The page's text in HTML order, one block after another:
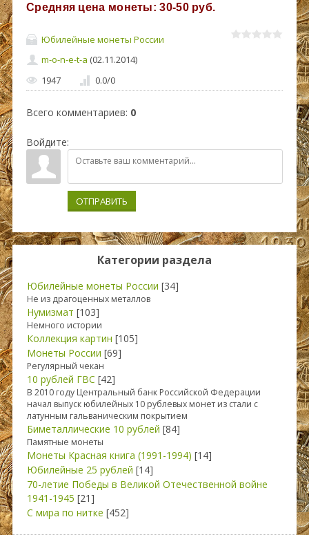
Средняя цена монеты: 30-50 руб.
Юбилейные монеты России
m-o-n-e-t-a (02.11.2014)
1947
0.0/0
Всего комментариев: 0
Войдите:
ОТПРАВИТЬ
Категории раздела
Юбилейные монеты России [34]
Не из драгоценных металлов
Нумизмат [103]
Немного истории
Коллекция картин [105]
Монеты России [69]
Регулярный чекан
10 рублей ГВС [42]
В 2010 году Центральный банк Российской Федерации
начал выпуск юбилейных 10 рублевых монет из стали с
латунным гальваническим покрытием
Биметаллические 10 рублей [84]
Памятные монеты
Монеты Красная книга (1991-1994) [14]
Юбилейные 25 рублей [14]
70-летие Победы в Великой Отечественной войне
1941-1945 [21]
С мира по нитке [452]